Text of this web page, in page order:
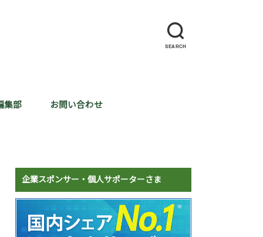
SEARCH
集部 お問い合わせ
企業スポンサー・個人サポーターさま